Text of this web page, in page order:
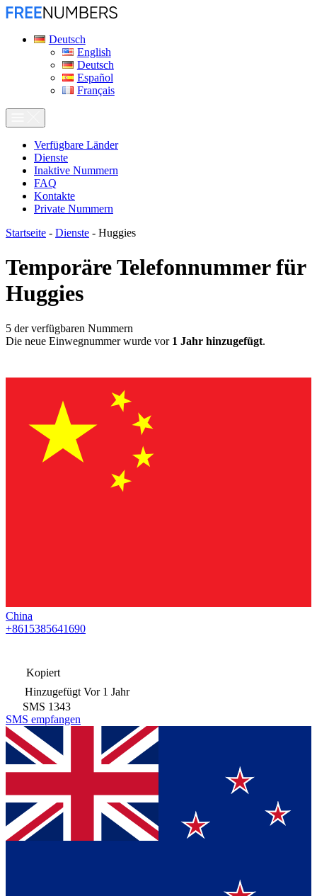
Deutsch
English
Deutsch
Español
Français
Verfügbare Länder
Dienste
Inaktive Nummern
FAQ
Kontakte
Private Nummern
Startseite - Dienste - Huggies
Temporäre Telefonnummer für
Huggies
5 der verfügbaren Nummern
Die neue Einwegnummer wurde vor 1 Jahr hinzugefügt.
China
+8615385641690
Kopiert
Hinzugefügt Vor 1 Jahr
SMS 1343
SMS empfangen